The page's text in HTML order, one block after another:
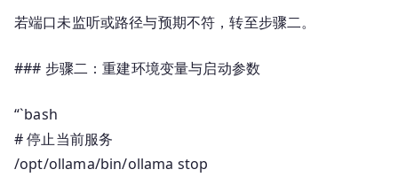
若端口未监听或路径与预期不符，转至步骤二。
### 步骤二：重建环境变量与启动参数
“`bash
# 停止当前服务
/opt/ollama/bin/ollama stop